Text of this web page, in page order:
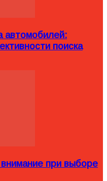
автомобилей:
поиска
при выборе